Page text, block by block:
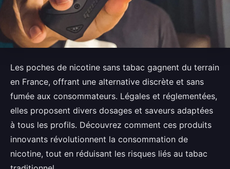
Les poches de nicotine sans tabac gagnent du terrain
en France, offrant une alternative discrète et sans
fumée aux consommateurs. Légales et réglementées,
elles proposent divers dosages et saveurs adaptées
à tous les profils. Découvrez comment ces produits
innovants révolutionnent la consommation de
nicotine, tout en réduisant les risques liés au tabac